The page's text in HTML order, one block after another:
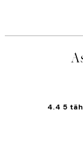
4.4 5